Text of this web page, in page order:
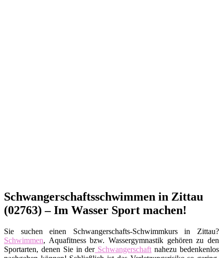
Schwangerschaftsschwimmen in Zittau
(02763) – Im Wasser Sport machen!
Sie suchen einen Schwangerschafts-Schwimmkurs in Zittau?
Schwimmen, Aquafitness bzw. Wassergymnastik gehören zu den
Sportarten, denen Sie in derSchwangerschaft nahezu bedenkenlos